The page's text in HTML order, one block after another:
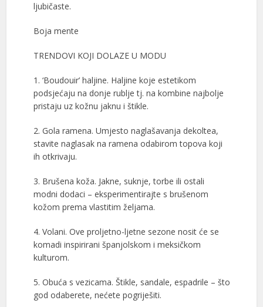
ljubičaste.
Boja mente
TRENDOVI KOJI DOLAZE U MODU
1. ‘Boudouir’ haljine. Haljine koje estetikom
podsjećaju na donje rublje tj. na kombine najbolje
pristaju uz kožnu jaknu i štikle.
2. Gola ramena. Umjesto naglašavanja dekoltea,
stavite naglasak na ramena odabirom topova koji
ih otkrivaju.
3. Brušena koža. Jakne, suknje, torbe ili ostali
modni dodaci – eksperimentirajte s brušenom
kožom prema vlastitim željama.
4. Volani. Ove proljetno-ljetne sezone nosit će se
komadi inspirirani španjolskom i meksičkom
kulturom.
5. Obuća s vezicama. Štikle, sandale, espadrile – što
god odaberete, nećete pogriješiti.